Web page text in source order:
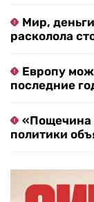
Мир,
расколола
Европу
последние
«Пощечина
политики